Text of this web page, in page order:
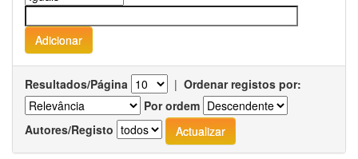
Resultados/Página | Ordenar registos por:
Por ordem
Autores/Registo